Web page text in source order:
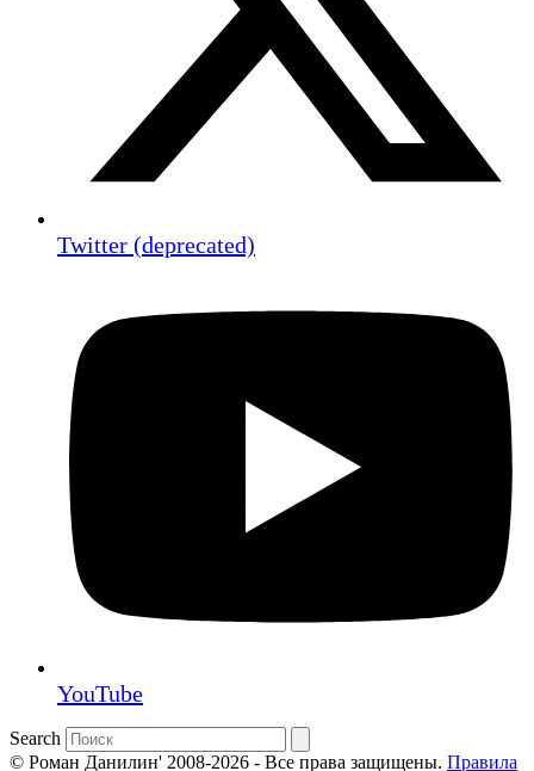
Twitter (deprecated)
YouTube
Search
© Роман Данилин' 2008-2026 - Все права защищены. Правила